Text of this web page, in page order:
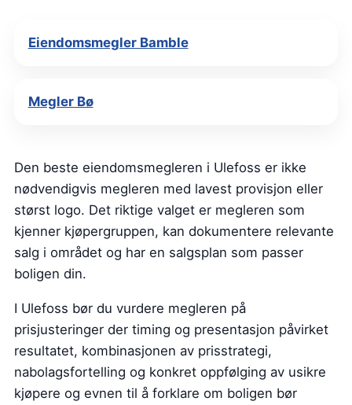
Eiendomsmegler Bamble
Megler Bø
Den beste eiendomsmegleren i Ulefoss er ikke
nødvendigvis megleren med lavest provisjon eller
størst logo. Det riktige valget er megleren som
kjenner kjøpergruppen, kan dokumentere relevante
salg i området og har en salgsplan som passer
boligen din.
I Ulefoss bør du vurdere megleren på
prisjusteringer der timing og presentasjon påvirket
resultatet, kombinasjonen av prisstrategi,
nabolagsfortelling og konkret oppfølging av usikre
kjøpere og evnen til å forklare om boligen bør